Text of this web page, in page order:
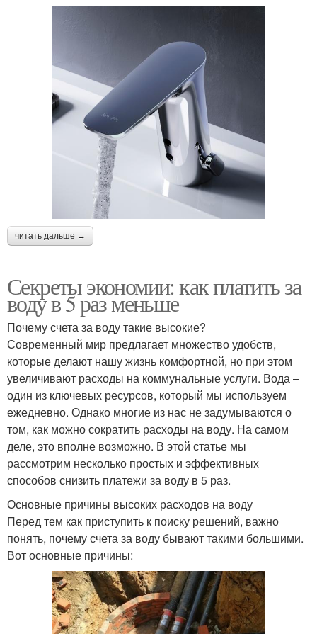
читать дальше →
Секреты экономии: как платить за
воду в 5 раз меньше
Почему счета за воду такие высокие?
Современный мир предлагает множество удобств,
которые делают нашу жизнь комфортной, но при этом
увеличивают расходы на коммунальные услуги. Вода –
один из ключевых ресурсов, который мы используем
ежедневно. Однако многие из нас не задумываются о
том, как можно сократить расходы на воду. На самом
деле, это вполне возможно. В этой статье мы
рассмотрим несколько простых и эффективных
способов снизить платежи за воду в 5 раз.
Основные причины высоких расходов на воду
Перед тем как приступить к поиску решений, важно
понять, почему счета за воду бывают такими большими.
Вот основные причины: